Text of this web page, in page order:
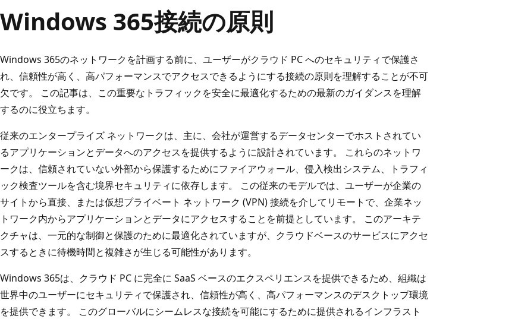
ッ
Windows 365接続の原則
Windows 365のネットワークを計画する前に、ユーザーがクラウド PC へのセキュリティで保護さ
れ、信頼性が高く、高パフォーマンスでアクセスできるようにする接続の原則を理解することが不可
欠です。 この記事は、この重要なトラフィックを安全に最適化するための最新のガイダンスを理解
するのに役立ちます。
従来のエンタープライズ ネットワークは、主に、会社が運営するデータセンターでホストされてい
るアプリケーションとデータへのアクセスを提供するように設計されています。 これらのネットワ
ークは、信頼されていない外部から保護するためにファイアウォール、侵入検出システム、トラフィ
ック検査ツールを含む境界セキュリティに依存します。 この従来のモデルでは、ユーザーが企業の
サイトから直接、または仮想プライベート ネットワーク (VPN) 接続を介してリモートで、企業ネッ
トワーク内からアプリケーションとデータにアクセスすることを前提としています。 このアーキテ
クチャは、一元的な制御と保護のために最適化されていますが、クラウドベースのサービスにアクセ
スするときに待機時間と複雑さが生じる可能性があります。
Windows 365は、クラウド PC に完全に SaaS ベースのエクスペリエンスを提供できるため、組織は
世界中のユーザーにセキュリティで保護され、信頼性が高く、高パフォーマンスのデスクトップ環境
を提供できます。 このグローバルにシームレスな接続を可能にするために提供されるインフラスト